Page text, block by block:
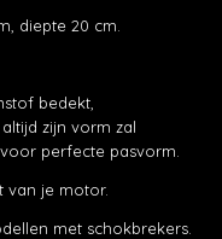
diepte 20 cm.
bedekt,
zijn vorm zal
perfecte pasvorm.
van je motor.
met schokbrekers.